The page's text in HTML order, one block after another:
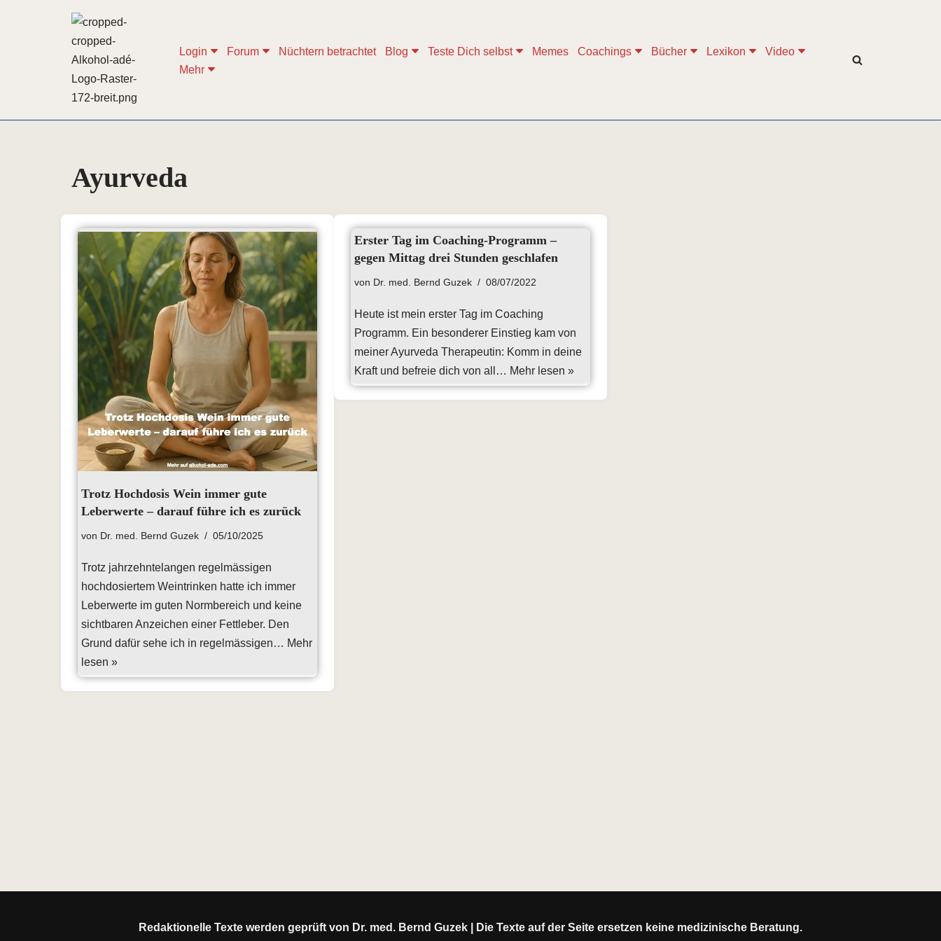
Login Forum Nüchtern betrachtet Blog Teste Dich selbst Memes Coachings Bücher Lexikon
Video
Mehr
Ayurveda
Trotz Hochdosis Wein immer gute
Leberwerte – darauf führe ich es zurück
von Dr. med. Bernd Guzek 05/10/2025
Trotz jahrzehntelangen regelmässigen
hochdosiertem Weintrinken hatte ich immer
Leberwerte im guten Normbereich und keine
sichtbaren Anzeichen einer Fettleber. Den
Grund dafür sehe ich in regelmässigen… Mehr
lesen »
Erster Tag im Coaching-Programm –
gegen Mittag drei Stunden geschlafen
von Dr. med. Bernd Guzek 08/07/2022
Heute ist mein erster Tag im Coaching
Programm. Ein besonderer Einstieg kam von
meiner Ayurveda Therapeutin: Komm in deine
Kraft und befreie dich von all… Mehr lesen »
Redaktionelle Texte werden geprüft von Dr. med. Bernd Guzek | Die Texte auf der Seite ersetzen keine medizinische Beratung.